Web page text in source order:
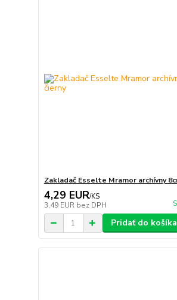
Zakladač Esselte Mramor archívny
4,29 EUR/KS
3,49 EUR bez DPH
Pridať do košíka